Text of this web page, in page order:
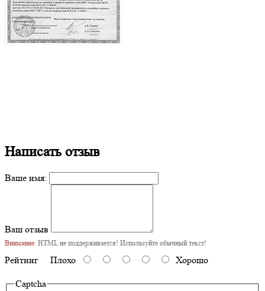
Написать отзыв
Ваше имя:
Ваш отзыв
Внимание: HTML не поддерживается! Используйте обычный текст!
Рейтинг Плохо Хорошо
Captcha